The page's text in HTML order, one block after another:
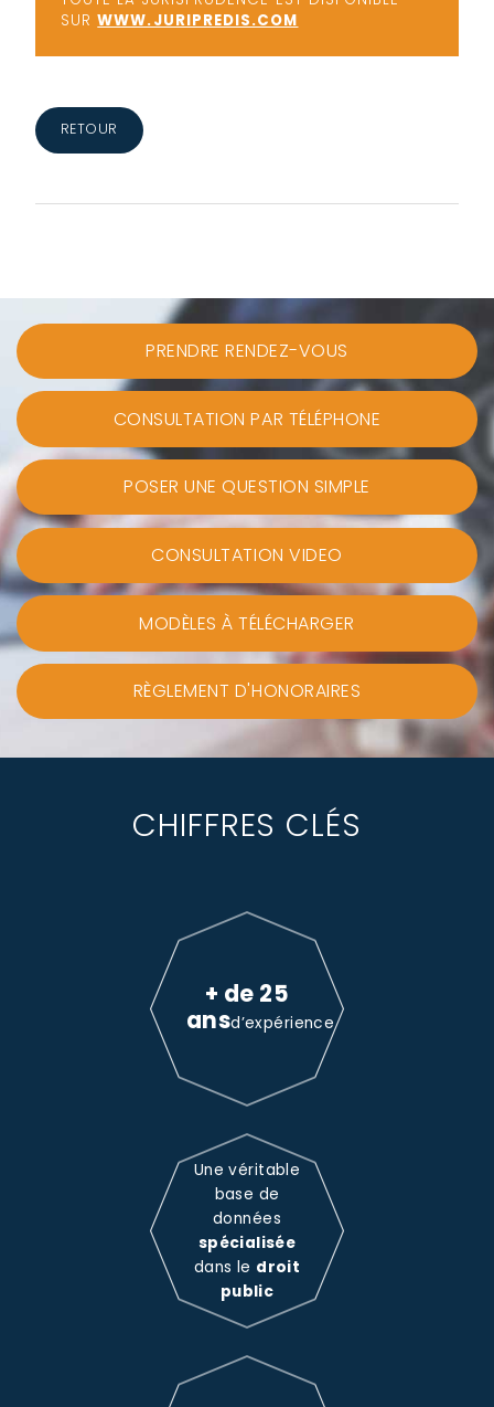
SURWWW.JURIPREDIS.COM
RETOUR
PRENDRE RENDEZ-VOUS
CONSULTATION PAR TÉLÉPHONE
POSER UNE QUESTION SIMPLE
CONSULTATION VIDEO
MODÈLES À TÉLÉCHARGER
RÈGLEMENT D'HONORAIRES
CHIFFRES CLÉS
+ de 25
ansd’expérience
Une véritable
base de
données
spécialisée
dans le droit
public